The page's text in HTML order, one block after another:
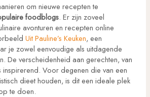
om nieuwe recepten te
foodblogs. Er zijn zoveel
avonturen en recepten online
Uit Pauline’s Keuken, een
je zowel eenvoudige als uitdagende
De verscheidenheid aan gerechten, van
inspirerend. Voor degenen die van een
dieet houden, is dit een ideale plek
te doen.